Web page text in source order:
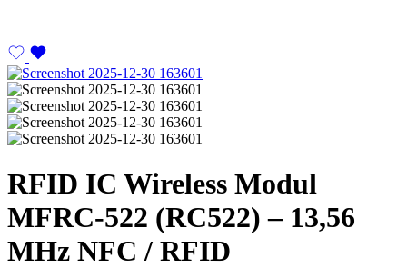
RFID IC Wireless Modul
MFRC-522 (RC522) – 13,56
MHz NFC / RFID